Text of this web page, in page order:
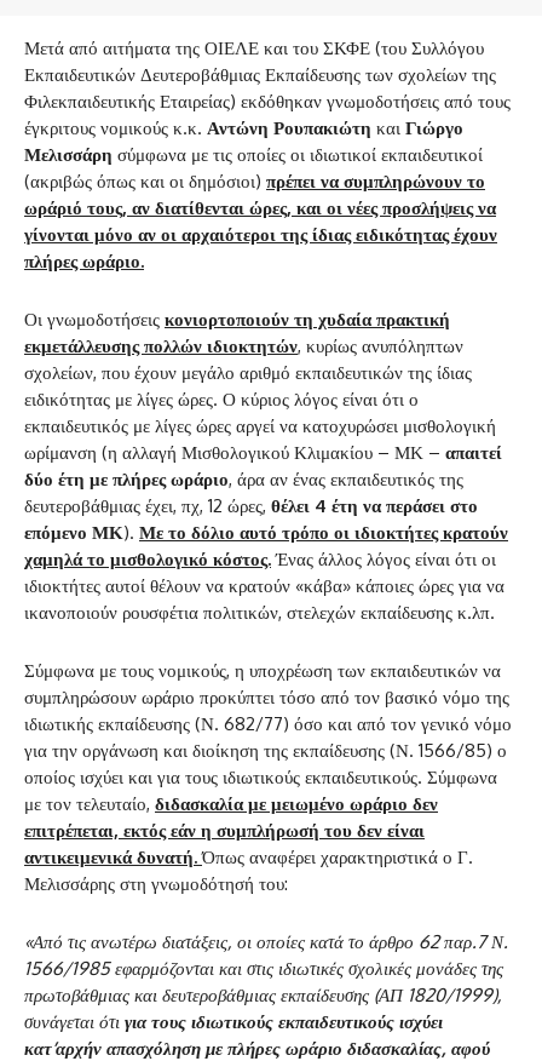
Μετά από αιτήματα της ΟΙΕΛΕ και του ΣΚΦΕ (του Συλλόγου
Εκπαιδευτικών Δευτεροβάθμιας Εκπαίδευσης των σχολείων της
Φιλεκπαιδευτικής Εταιρείας) εκδόθηκαν γνωμοδοτήσεις από τους
έγκριτους νομικούς κ.κ. Αντώνη Ρουπακιώτη και Γιώργο
Μελισσάρη σύμφωνα με τις οποίες οι ιδιωτικοί εκπαιδευτικοί
(ακριβώς όπως και οι δημόσιοι) πρέπει να συμπληρώνουν το
ωράριό τους, αν διατίθενται ώρες, και οι νέες προσλήψεις να
γίνονται μόνο αν οι αρχαιότεροι της ίδιας ειδικότητας έχουν
πλήρες ωράριο.
Οι γνωμοδοτήσεις κονιορτοποιούν τη χυδαία πρακτική
εκμετάλλευσης πολλών ιδιοκτητών, κυρίως ανυπόληπτων
σχολείων, που έχουν μεγάλο αριθμό εκπαιδευτικών της ίδιας
ειδικότητας με λίγες ώρες. Ο κύριος λόγος είναι ότι ο
εκπαιδευτικός με λίγες ώρες αργεί να κατοχυρώσει μισθολογική
ωρίμανση (η αλλαγή Μισθολογικού Κλιμακίου – ΜΚ – απαιτεί
δύο έτη με πλήρες ωράριο, άρα αν ένας εκπαιδευτικός της
δευτεροβάθμιας έχει, πχ, 12 ώρες, θέλει 4 έτη να περάσει στο
επόμενο ΜΚ). Με το δόλιο αυτό τρόπο οι ιδιοκτήτες κρατούν
χαμηλά το μισθολογικό κόστος.Ένας άλλος λόγος είναι ότι οι
ιδιοκτήτες αυτοί θέλουν να κρατούν «κάβα» κάποιες ώρες για να
ικανοποιούν ρουσφέτια πολιτικών, στελεχών εκπαίδευσης κ.λπ.
Σύμφωνα με τους νομικούς, η υποχρέωση των εκπαιδευτικών να
συμπληρώσουν ωράριο προκύπτει τόσο από τον βασικό νόμο της
ιδιωτικής εκπαίδευσης (Ν. 682/77) όσο και από τον γενικό νόμο
για την οργάνωση και διοίκηση της εκπαίδευσης (Ν. 1566/85) ο
οποίος ισχύει και για τους ιδιωτικούς εκπαιδευτικούς. Σύμφωνα
με τον τελευταίο, διδασκαλία με μειωμένο ωράριο δεν
επιτρέπεται, εκτός εάν η συμπλήρωσή του δεν είναι
αντικειμενικά δυνατή.Όπως αναφέρει χαρακτηριστικά ο Γ.
Μελισσάρης στη γνωμοδότησή του:
«Από τις ανωτέρω διατάξεις, οι οποίες κατά το άρθρο 62 παρ.7 Ν.
1566/1985 εφαρμόζονται και στις ιδιωτικές σχολικές μονάδες της
πρωτοβάθμιας και δευτεροβάθμιας εκπαίδευσης (ΑΠ 1820/1999),
συνάγεται ότι για τους ιδιωτικούς εκπαιδευτικούς ισχύει
κατ’αρχήν απασχόληση με πλήρες ωράριο διδασκαλίας, αφού